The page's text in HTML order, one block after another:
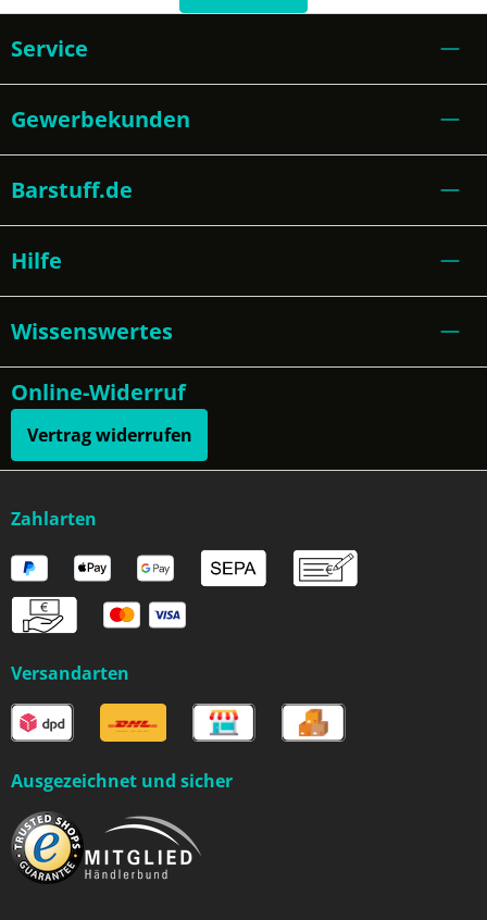
Service
Gewerbekunden
Barstuff.de
Hilfe
Wissenswertes
Online-Widerruf
Vertrag widerrufen
Zahlarten
Versandarten
Ausgezeichnet und sicher